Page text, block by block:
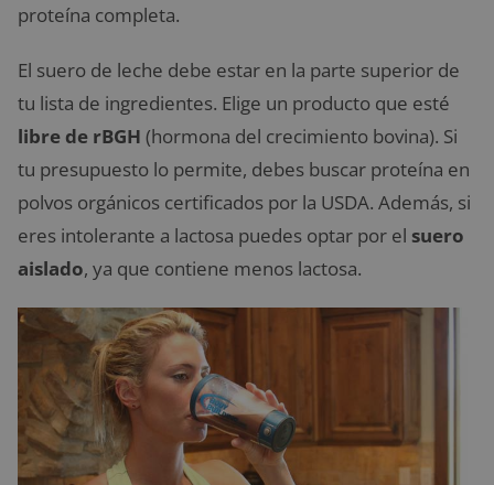
proteína completa.
El suero de leche debe estar en la parte superior de
tu lista de ingredientes. Elige un producto que esté
libre de rBGH (hormona del crecimiento bovina). Si
tu presupuesto lo permite, debes buscar proteína en
polvos orgánicos certificados por la USDA. Además, si
eres intolerante a lactosa puedes optar por el suero
aislado, ya que contiene menos lactosa.